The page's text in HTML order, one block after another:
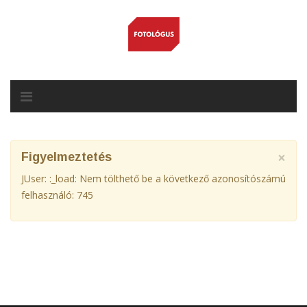
×
Figyelmeztetés
JUser: :_load: Nem tölthető be a következő azonosítószámú
felhasználó: 745